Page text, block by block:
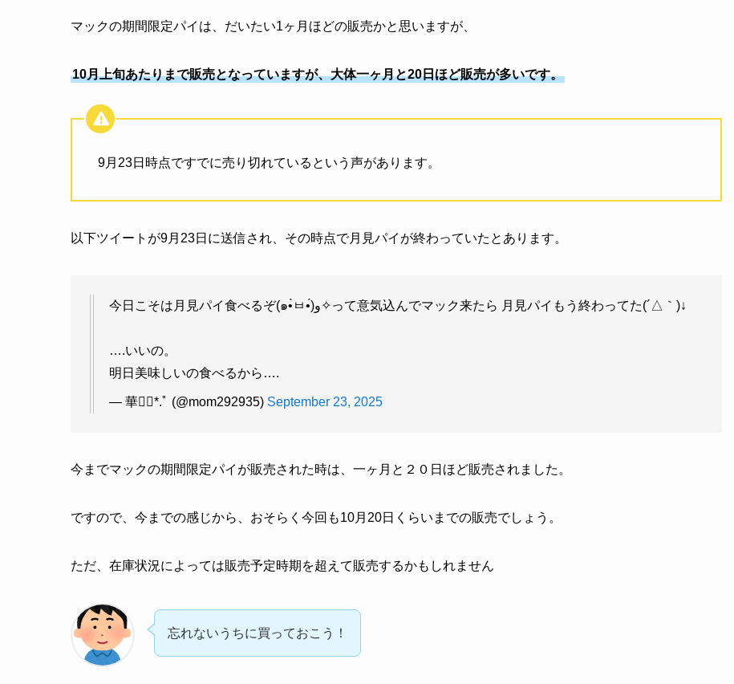
マックの期間限定パイは、だいたい1ヶ月ほどの販売かと思いますが、
10月上旬あたりまで販売となっていますが、大体一ヶ月と20日ほど販売が多いです。
9月23日時点ですでに売り切れているという声があります。
以下ツイートが9月23日に送信され、その時点で月見パイが終わっていたとあります。
今日こそは月見パイ食べるぞ(๑•̀ㅂ•́)و✧って意気込んでマック来たら 月見パイもう終わってた(´△｀)↓
….いいの。
明日美味しいの食べるから….
— 華❁⃘*.ﾟ (@mom292935) September 23, 2025
今までマックの期間限定パイが販売された時は、一ヶ月と２０日ほど販売されました。
ですので、今までの感じから、おそらく今回も10月20日くらいまでの販売でしょう。
ただ、在庫状況によっては販売予定時期を超えて販売するかもしれません
忘れないうちに買っておこう！